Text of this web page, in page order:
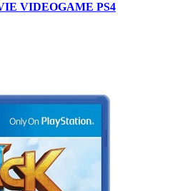
VIDEOGAME PS4